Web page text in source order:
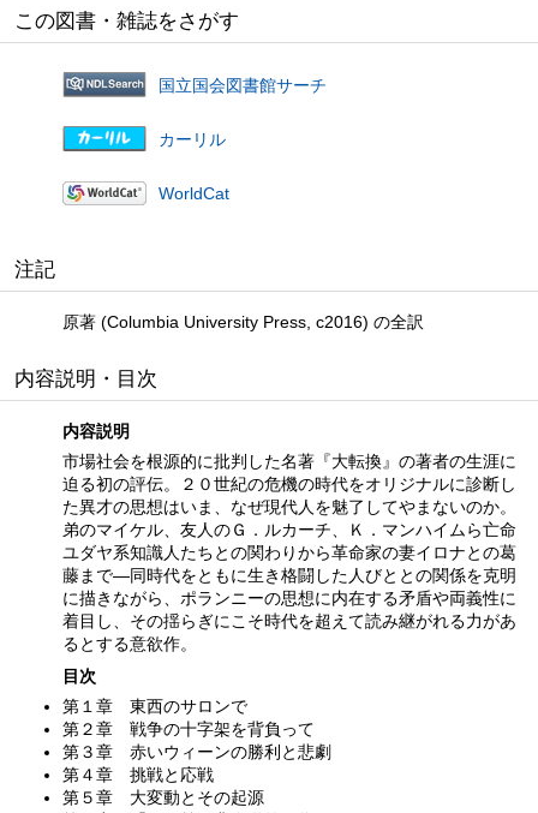
この図書・雑誌をさがす
国立国会図書館サーチ
カーリル
WorldCat
注記
原著 (Columbia University Press, c2016) の全訳
内容説明・目次
内容説明
市場社会を根源的に批判した名著『大転換』の著者の生涯に
迫る初の評伝。２０世紀の危機の時代をオリジナルに診断し
た異才の思想はいま、なぜ現代人を魅了してやまないのか。
弟のマイケル、友人のＧ．ルカーチ、Ｋ．マンハイムら亡命
ユダヤ系知識人たちとの関わりから革命家の妻イロナとの葛
藤まで—同時代をともに生き格闘した人びととの関係を克明
に描きながら、ポランニーの思想に内在する矛盾や両義性に
着目し、その揺らぎにこそ時代を超えて読み継がれる力があ
るとする意欲作。
目次
第１章 東西のサロンで
第２章 戦争の十字架を背負って
第３章 赤いウィーンの勝利と悲劇
第４章 挑戦と応戦
第５章 大変動とその起源